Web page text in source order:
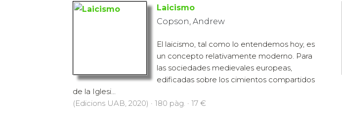
Laicismo
Copson, Andrew
El laicismo, tal como lo entendemos hoy, es
un concepto relativamente moderno. Para
las sociedades medievales europeas,
edificadas sobre los cimientos compartidos
de la Iglesi...
(Edicions UAB, 2020) · 180 pàg. · 17 €